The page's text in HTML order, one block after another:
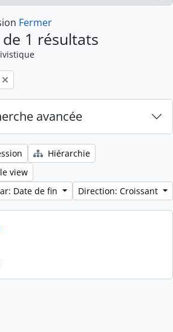
Fermer
1 résultats
avancée
Hiérarchie
view
Date de fin
Direction: Croissant